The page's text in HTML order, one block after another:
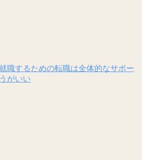
職するための転職は全体的なサポー
がいい